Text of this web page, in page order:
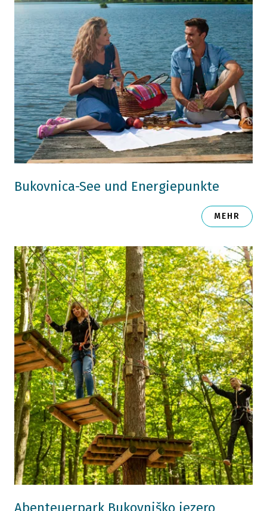
Bukovnica-See und Energiepunkte
MEHR
Abenteuerpark Bukovniško jezero